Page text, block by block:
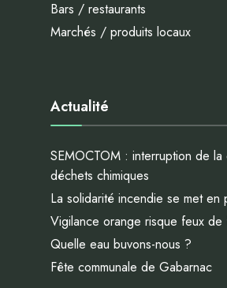
Bars / restaurants
Marchés / produits locaux
Actualité
SEMOCTOM : interruption de
déchets chimiques
La solidarité incendie se met en
Vigilance orange risque feux de
Quelle eau buvons-nous ?
Fête communale de Gabarnac